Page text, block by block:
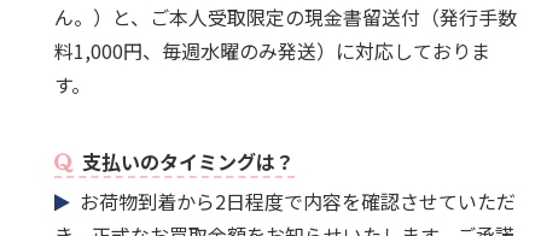
ん。）と、ご本人受取限定の現金書留送付（発行手数
料1,000円、毎週水曜のみ発送）に対応しておりま
す。
支払いのタイミングは？
お荷物到着から2日程度で内容を確認させていただ